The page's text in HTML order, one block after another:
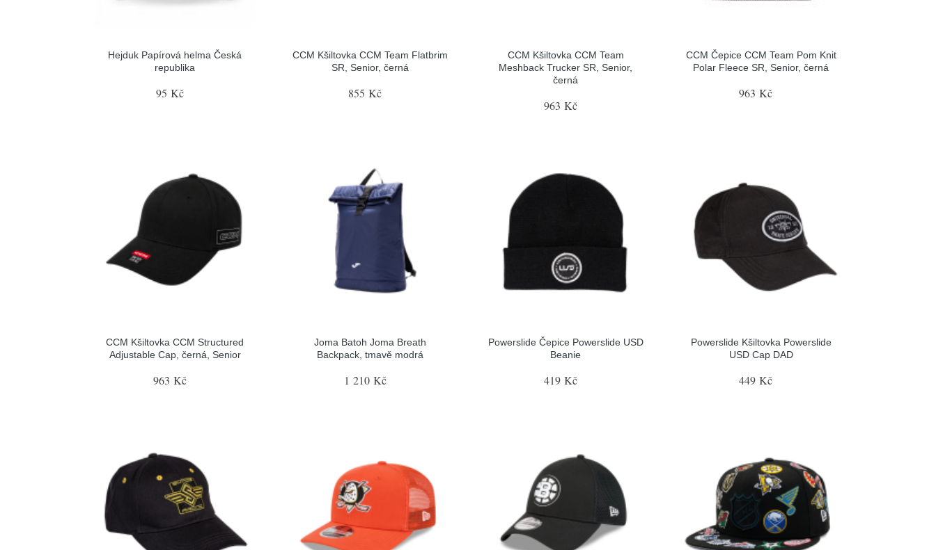
Hejduk Papírová helma Česká
republika
95 Kč
CCM Kšiltovka CCM Team Flatbrim
SR, Senior, černá
855 Kč
CCM Kšiltovka CCM Team
Meshback Trucker SR, Senior,
černá
963 Kč
CCM Čepice CCM Team Pom Knit
Polar Fleece SR, Senior, černá
963 Kč
CCM Kšiltovka CCM Structured
Adjustable Cap, černá, Senior
963 Kč
Joma Batoh Joma Breath
Backpack, tmavě modrá
1 210 Kč
Powerslide Čepice Powerslide USD
Beanie
419 Kč
Powerslide Kšiltovka Powerslide
USD Cap DAD
449 Kč